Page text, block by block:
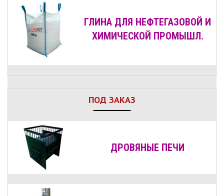
ГЛИНА ДЛЯ НЕФТЕГАЗОВОЙ И
ХИМИЧЕСКОЙ ПРОМЫШЛ.
ПОД ЗАКАЗ
ДРОВЯНЫЕ ПЕЧИ